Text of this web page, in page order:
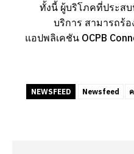
ทั้งนี้ ผู้บริโภคที่ประส
บริการ สามารถร้
แอปพลิเคชัน OCPB
NEWSFEED Newsfeed